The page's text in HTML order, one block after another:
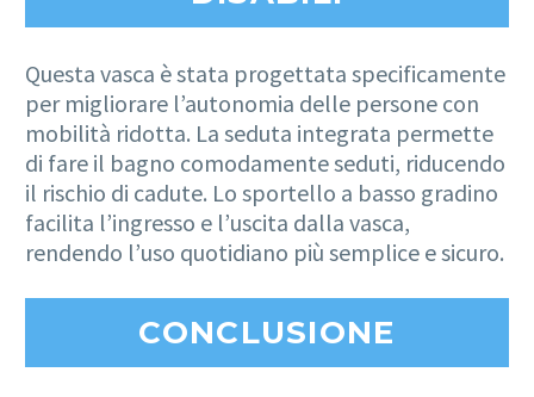
Questa vasca è stata progettata specificamente
per migliorare l’autonomia delle persone con
mobilità ridotta. La seduta integrata permette
di fare il bagno comodamente seduti, riducendo
il rischio di cadute. Lo sportello a basso gradino
facilita l’ingresso e l’uscita dalla vasca,
rendendo l’uso quotidiano più semplice e sicuro.
CONCLUSIONE